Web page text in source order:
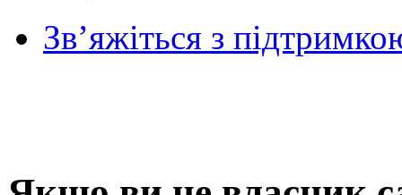
Зв’яжіться з